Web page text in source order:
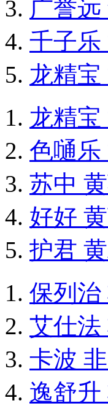
广誉
千子乐
龙精宝
龙精宝
色嗵乐
苏中
好好
护君
保列治
艾仕法
卡波
逸舒升